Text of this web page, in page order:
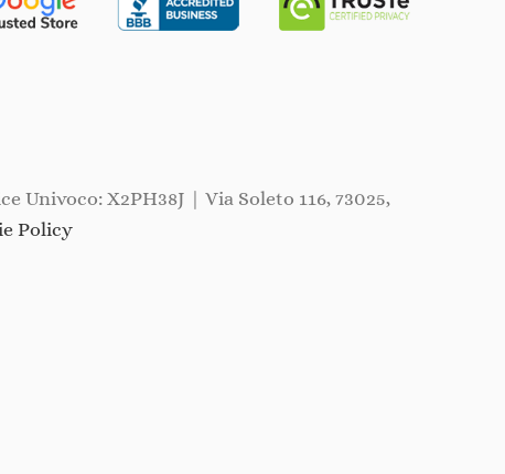
Univoco: X2PH38J | Via Soleto 116, 73025,
Policy